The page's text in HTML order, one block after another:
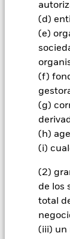
(d)
(e)
(f)
(g)
(h)
(i)
(2)
de los
total
(iii) un
fondo utilizan
uso de
un posible
over») a
contagio a
que figura
listado de
acciones con
palabra
completo de
gestora del
En la medida
para reducir
los ingresos
recibirá por